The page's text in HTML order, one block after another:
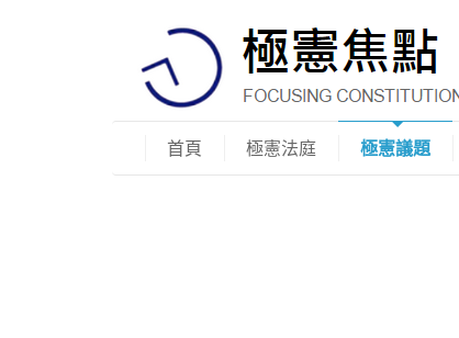
首頁 極憲法庭 極憲議題